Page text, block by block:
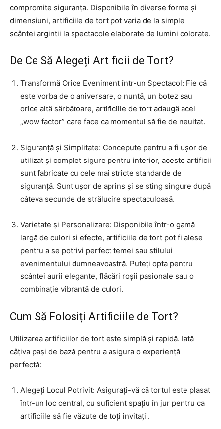
compromite siguranța. Disponibile în diverse forme și
dimensiuni, artificiile de tort pot varia de la simple
scântei argintii la spectacole elaborate de lumini colorate.
De Ce Să Alegeți Artificii de Tort?
Transformă Orice Eveniment într-un Spectacol: Fie că
este vorba de o aniversare, o nuntă, un botez sau
orice altă sărbătoare, artificiile de tort adaugă acel
„wow factor” care face ca momentul să fie de neuitat.
Siguranță și Simplitate: Concepute pentru a fi ușor de
utilizat și complet sigure pentru interior, aceste artificii
sunt fabricate cu cele mai stricte standarde de
siguranță. Sunt ușor de aprins și se sting singure după
câteva secunde de strălucire spectaculoasă.
Varietate și Personalizare: Disponibile într-o gamă
largă de culori și efecte, artificiile de tort pot fi alese
pentru a se potrivi perfect temei sau stilului
evenimentului dumneavoastră. Puteți opta pentru
scântei aurii elegante, flăcări roșii pasionale sau o
combinație vibrantă de culori.
Cum Să Folosiți Artificiile de Tort?
Utilizarea artificiilor de tort este simplă și rapidă. Iată
câțiva pași de bază pentru a asigura o experiență
perfectă:
Alegeți Locul Potrivit: Asigurați-vă că tortul este plasat
într-un loc central, cu suficient spațiu în jur pentru ca
artificiile să fie văzute de toți invitații.